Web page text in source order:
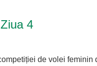
4
de volei feminin